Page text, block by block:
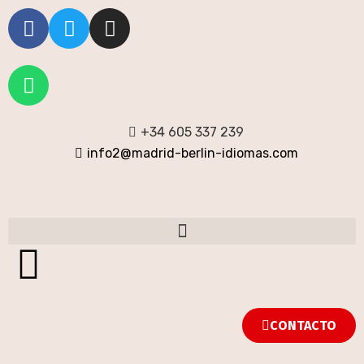
+34 605 337 239
info2@madrid-berlin-idiomas.com
CONTACTO